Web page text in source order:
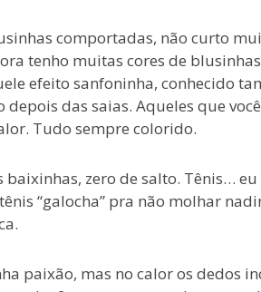
comportadas, não curto
tenho muitas cores de
efeito sanfoninha, conhecido
das saias. Aqueles que
Tudo sempre colorido.
baixinhas, zero de salto. Tênis…
“galocha” pra não molhar
paixão, mas no calor os dedos